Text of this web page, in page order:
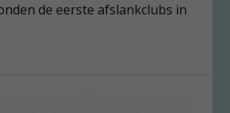
de eerste afslankclubs in